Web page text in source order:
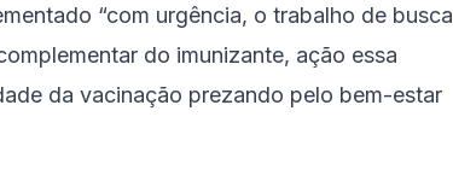
“com urgência, o trabalho de busca
do imunizante, ação essa
da vacinação prezando pelo bem-estar